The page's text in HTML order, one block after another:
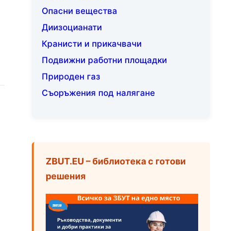
Опасни вещества
Диизоцианати
Кранисти и прикачвачи
Подвижни работни площадки
Природен газ
Съоръжения под налягане
ZBUT.EU – библиотека с готови
решения